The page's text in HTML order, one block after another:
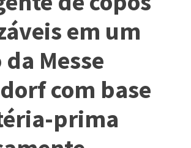
​​em um
Messe
com base
prima